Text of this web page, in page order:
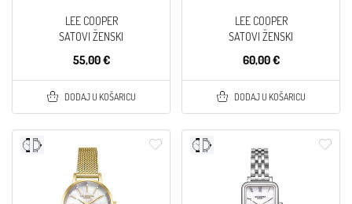
LEE COOPER
SATOVI ŽENSKI
55,00 €
DODAJ U KOŠARICU
LEE COOPER
SATOVI ŽENSKI
60,00 €
DODAJ U KOŠARICU